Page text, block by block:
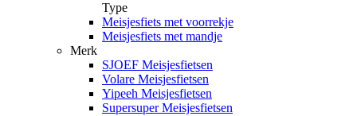
Type
Meisjesfiets met voorrekje
Meisjesfiets met mandje
Merk
SJOEF Meisjesfietsen
Volare Meisjesfietsen
Yipeeh Meisjesfietsen
Supersuper Meisjesfietsen